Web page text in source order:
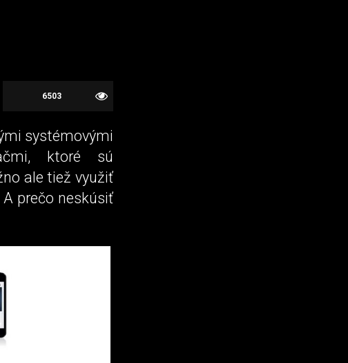
6503
systémovými
ktoré sú
ale tiež využiť
prečo neskúsiť